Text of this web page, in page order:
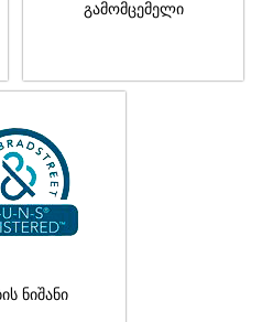
გამომცემელი
ნიშანი